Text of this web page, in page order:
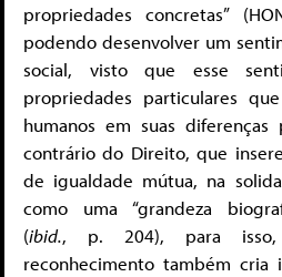
propriedades concretas”
podendo desenvolver um
social, visto que esse
propriedades particulares
humanos em suas diferenças
contrário do Direito, que
de igualdade mútua, na
como uma “grandeza
(ibid., p. 204), para isso,
reconhecimento também cria